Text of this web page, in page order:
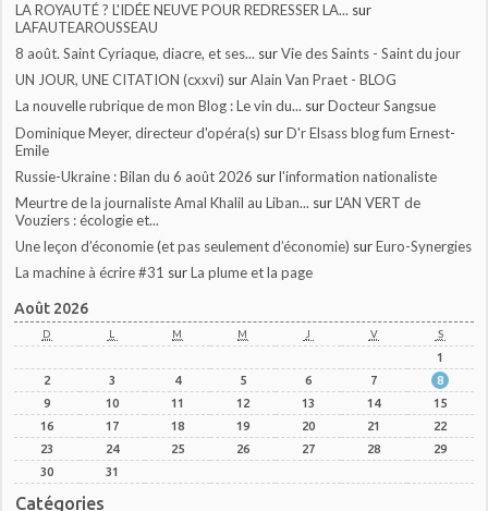
LA ROYAUTÉ ? L'IDÉE NEUVE POUR REDRESSER LA... sur
LAFAUTEAROUSSEAU
8 août. Saint Cyriaque, diacre, et ses... surVie des Saints - Saint du jour
UN JOUR, UNE CITATION (cxxvi) surAlain Van Praet - BLOG
La nouvelle rubrique de mon Blog : Le vin du... surDocteur Sangsue
Dominique Meyer, directeur d'opéra(s) surD'r Elsass blog fum Ernest-
Emile
Russie-Ukraine : Bilan du 6 août 2026 surl'information nationaliste
Meurtre de la journaliste Amal Khalil au Liban... surL'AN VERT de
Vouziers : écologie et...
Une leçon d’économie (et pas seulement d’économie) surEuro-Synergies
La machine à écrire #31 surLa plume et la page
Août 2026
D L M M J V S
1
2
3 4 5 6 7
8
9
10 11 12 13 14
15
16
17 18 19 20 21
22
23
24 25 26 27 28
29
30
31
Catégories